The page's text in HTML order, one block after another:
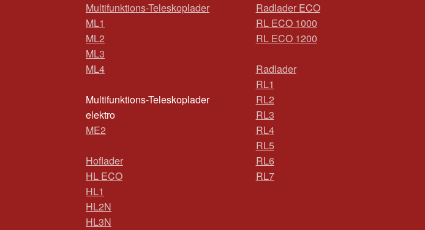
Multifunktions-Teleskoplader
ML1
ML2
ML3
ML4
Multifunktions-Teleskoplader
elektro
ME2
Hoflader
HL ECO
HL1
HL2N
HL3N
Radlader ECO
RL ECO 1000
RL ECO 1200
Radlader
RL1
RL2
RL3
RL4
RL5
RL6
RL7